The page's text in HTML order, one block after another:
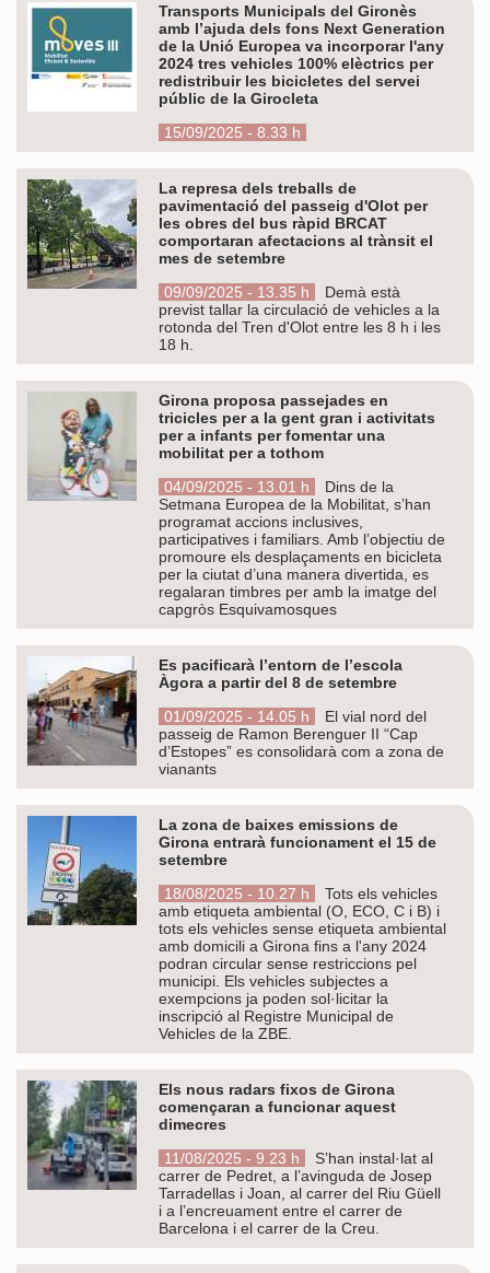
Transports Municipals del Gironès
amb l’ajuda dels fons Next Generation
de la Unió Europea va incorporar l'any
2024 tres vehicles 100% elèctrics per
redistribuir les bicicletes del servei
públic de la Girocleta
15/09/2025 - 8.33 h
La represa dels treballs de
pavimentació del passeig d'Olot per
les obres del bus ràpid BRCAT
comportaran afectacions al trànsit el
mes de setembre
09/09/2025 - 13.35 h
Demà està
previst tallar la circulació de vehicles a la
rotonda del Tren d'Olot entre les 8 h i les
18 h.
Girona proposa passejades en
tricicles per a la gent gran i activitats
per a infants per fomentar una
mobilitat per a tothom
04/09/2025 - 13.01 h
Dins de la
Setmana Europea de la Mobilitat, s’han
programat accions inclusives,
participatives i familiars. Amb l’objectiu de
promoure els desplaçaments en bicicleta
per la ciutat d’una manera divertida, es
regalaran timbres per amb la imatge del
capgròs Esquivamosques
Es pacificarà l’entorn de l’escola
Àgora a partir del 8 de setembre
01/09/2025 - 14.05 h
El vial nord del
passeig de Ramon Berenguer II “Cap
d’Estopes” es consolidarà com a zona de
vianants
La zona de baixes emissions de
Girona entrarà funcionament el 15 de
setembre
18/08/2025 - 10.27 h
Tots els vehicles
amb etiqueta ambiental (O, ECO, C i B) i
tots els vehicles sense etiqueta ambiental
amb domicili a Girona fins a l'any 2024
podran circular sense restriccions pel
municipi. Els vehicles subjectes a
exempcions ja poden sol·licitar la
inscripció al Registre Municipal de
Vehicles de la ZBE.
Els nous radars fixos de Girona
començaran a funcionar aquest
dimecres
11/08/2025 - 9.23 h
S’han instal·lat al
carrer de Pedret, a l’avinguda de Josep
Tarradellas i Joan, al carrer del Riu Güell
i a l’encreuament entre el carrer de
Barcelona i el carrer de la Creu.